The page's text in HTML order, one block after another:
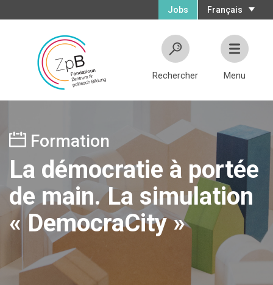
Français
Jobs
Rechercher Menu
Formation
La démocratie à portée
de main. La simulation
« DemocraCity »